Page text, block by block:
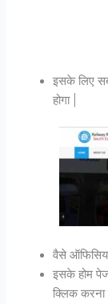
इसके लिए
होगा |
वैसे
इसके होम
क्लिक करना